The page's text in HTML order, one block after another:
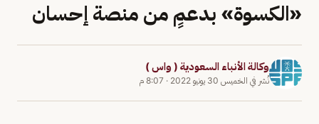
«الكسوة» بدعمٍ من منصة إحسان
وكالة الأنباء السعودية ( واس )
نُشر في الخميس 30 يونيو 2022 · 8:07 م